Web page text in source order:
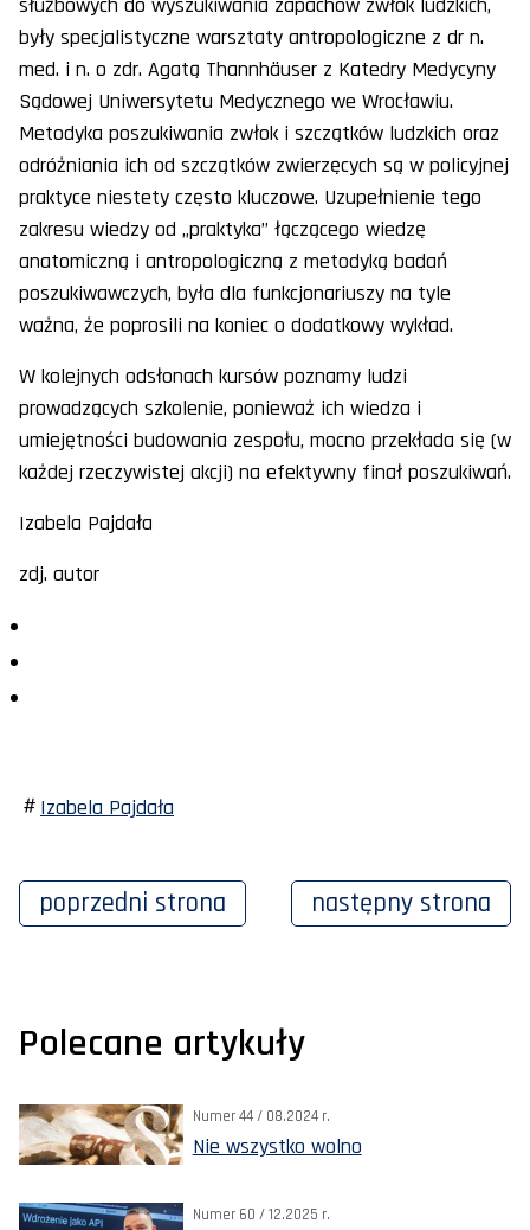
służbowych do wyszukiwania zapachów zwłok ludzkich,
były specjalistyczne warsztaty antropologiczne z dr n.
med. i n. o zdr. Agatą Thannhäuser z Katedry Medycyny
Sądowej Uniwersytetu Medycznego we Wrocławiu.
Metodyka poszukiwania zwłok i szczątków ludzkich oraz
odróżniania ich od szczątków zwierzęcych są w policyjnej
praktyce niestety często kluczowe. Uzupełnienie tego
zakresu wiedzy od „praktyka” łączącego wiedzę
anatomiczną i antropologiczną z metodyką badań
poszukiwawczych, była dla funkcjonariuszy na tyle
ważna, że poprosili na koniec o dodatkowy wykład.
W kolejnych odsłonach kursów poznamy ludzi
prowadzących szkolenie, ponieważ ich wiedza i
umiejętności budowania zespołu, mocno przekłada się (w
każdej rzeczywistej akcji) na efektywny finał poszukiwań.
Izabela Pajdała
zdj. autor
Izabela Pajdała
poprzedni strona następny strona
Polecane artykuły
Numer 44 / 08.2024 r.
Nie wszystko wolno
Numer 60 / 12.2025 r.